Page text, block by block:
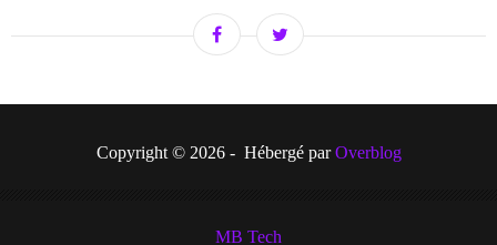
Copyright © 2026 - Hébergé parOverblog
MB Tech